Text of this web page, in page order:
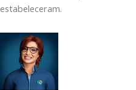
estabeleceram.